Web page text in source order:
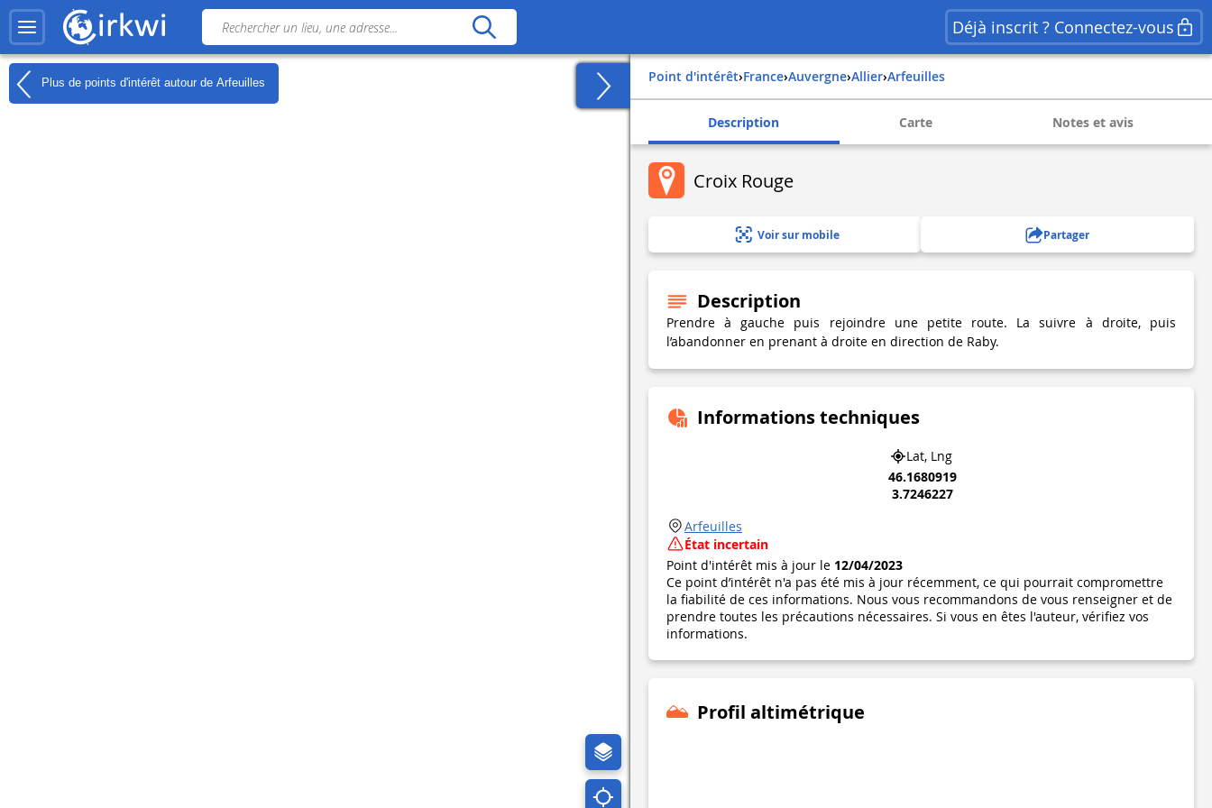
Déjà inscrit ? Connectez-vous
Plus de points d'intérêt autour de Arfeuilles Point d'intérêt› france› auvergne› allier› arfeuilles
Description Carte Notes et avis
Croix Rouge
Voir sur mobile Partager
Description
Prendre à gauche puis rejoindre une petite route. La suivre à droite, puis
l’abandonner en prenant à droite en direction de Raby.
Informations techniques
Lat, Lng
46.1680919
3.7246227
Arfeuilles
État incertain
Point d'intérêt mis à jour le 12/04/2023
Ce point d’intérêt n'a pas été mis à jour récemment, ce qui pourrait compromettre
la fiabilité de ces informations. Nous vous recommandons de vous renseigner et de
prendre toutes les précautions nécessaires. Si vous en êtes l'auteur, vérifiez vos
informations.
Profil altimétrique